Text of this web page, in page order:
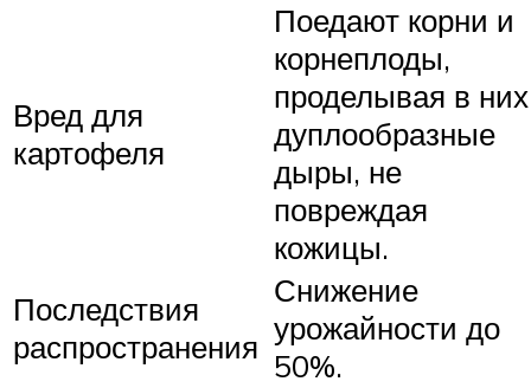
Вред для
картофеля
Поедают корни и
корнеплоды,
проделывая в них
дуплообразные
дыры, не
повреждая
кожицы.
Последствия
распространения
Снижение
урожайности до
50%.